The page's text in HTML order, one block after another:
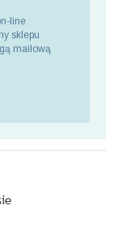
line
sklepu
mailową